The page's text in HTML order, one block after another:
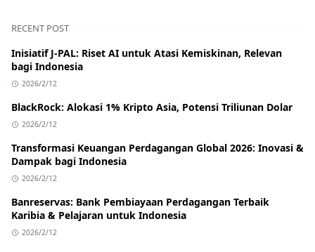
RECENT POST
Inisiatif J-PAL: Riset AI untuk Atasi Kemiskinan, Relevan
bagi Indonesia
2026/2/12
BlackRock: Alokasi 1% Kripto Asia, Potensi Triliunan Dolar
2026/2/12
Transformasi Keuangan Perdagangan Global 2026: Inovasi &
Dampak bagi Indonesia
2026/2/12
Banreservas: Bank Pembiayaan Perdagangan Terbaik
Karibia & Pelajaran untuk Indonesia
2026/2/12